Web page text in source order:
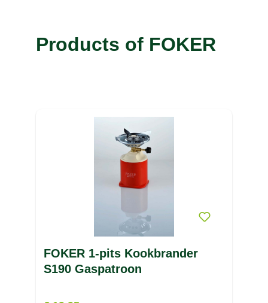
Products of FOKER
FOKER 1-pits Kookbrander
S190 Gaspatroon